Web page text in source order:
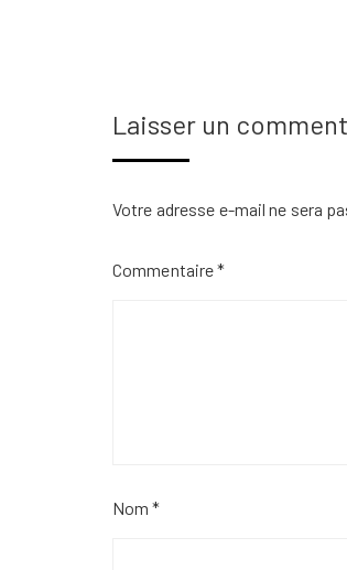
Laisser un
Votre adresse e-mail ne sera
Commentaire*
Nom*